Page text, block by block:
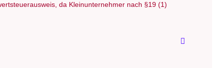
da Kleinunternehmer nach §19 (1)